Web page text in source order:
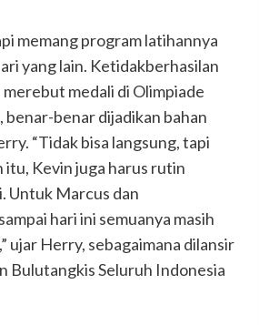
memang program latihannya
yang lain. Ketidakberhasilan
medali di Olimpiade
benar-benar dijadikan bahan
“Tidak bisa langsung, tapi
itu, Kevin juga harus rutin
Untuk Marcus dan
hari ini semuanya masih
ujar Herry, sebagaimana dilansir
Bulutangkis Seluruh Indonesia